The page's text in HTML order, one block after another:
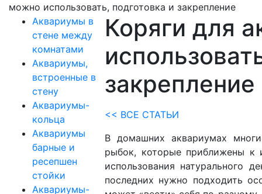
можно использовать, подготовка и закрепление
Аквариумы в
стене между
комнатами
Аквариумы,
встроенные в
стену
Аквариумы-
кольца
Аквариумы
барные и
ресепшен
стойки
Аквариумы-
Коряги для
закрепление
<< ВСЕ СТАТЬИ
В домашних аквариумах
рыбок, которые приближены
использования натурального
последних нужно подходить